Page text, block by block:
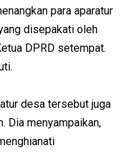
para aparatur
disepakati oleh
DPRD setempat.
desa tersebut juga
Dia menyampaikan,